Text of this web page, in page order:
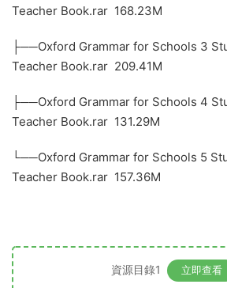
Teacher Book.rar 168.23M
├──Oxford Grammar for Schools 3
Teacher Book.rar 209.41M
├──Oxford Grammar for Schools 4
Teacher Book.rar 131.29M
└──Oxford Grammar for Schools 5
Teacher Book.rar 157.36M
資源目錄1 立即查看